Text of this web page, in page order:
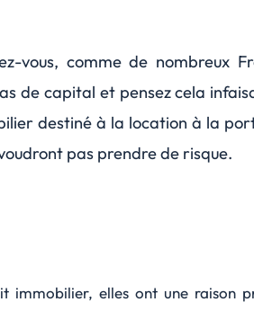
comme de nombreux
de capital et pensez cela
destiné à la location à la
pas prendre de risque.
elles ont une raison